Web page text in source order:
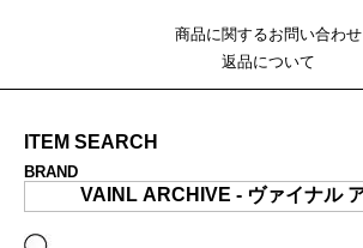
商品に関するお問い合わせ
返品について
ITEM SEARCH
BRAND